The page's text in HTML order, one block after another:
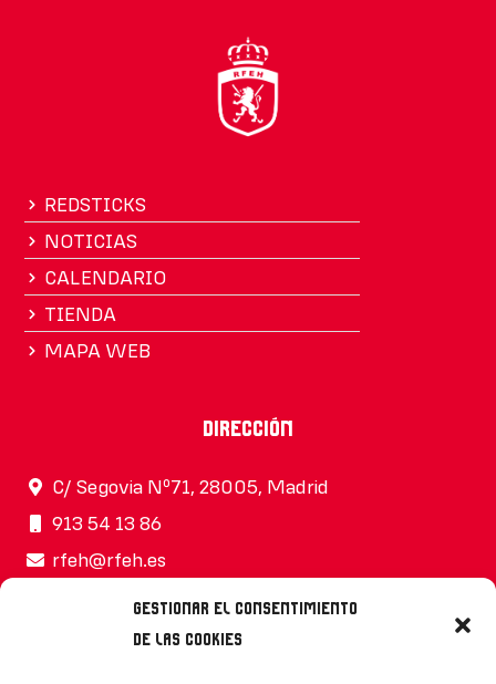
Gestionar el consentimiento
de las cookies
REDSTICKS
NOTICIAS
CALENDARIO
TIENDA
MAPA WEB
Dirección
C/ Segovia Nº71, 28005, Madrid
913 54 13 86
rfeh@rfeh.es